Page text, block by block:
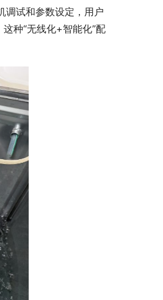
调试和参数设定，用户
种“无线化+智能化”配